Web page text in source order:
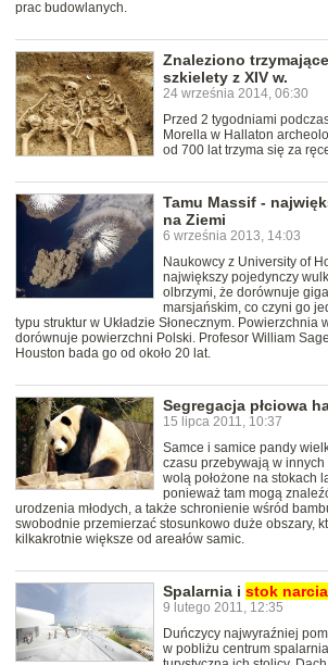
prac budowlanych.
Znaleziono
szkielety z XIV w.
24 września 2014, 06:30
Przed 2 tygodniami
Morella w Hallaton
od 700 lat trzyma się za
Tamu Massif -
na Ziemi
6 września 2013, 14:03
Naukowcy z University of
największy pojedynczy
olbrzymi, że dorównuje
marsjańskim, co czyni go
typu struktur w Układzie Słonecznym. Powierzchnia
dorównuje powierzchni Polski. Profesor William
Houston bada go od około 20 lat.
Segregacja płciowa
15 lipca 2011, 10:37
Samce i samice pandy
czasu przebywają w
wolą położone na stokach
ponieważ tam mogą
urodzenia młodych, a także schronienie wśród
swobodnie przemierzać stosunkowo duże obszary,
kilkakrotnie większe od areałów samic.
Spalarnia i stok
9 lutego 2011, 12:35
Duńczycy najwyraźniej
w pobliżu centrum